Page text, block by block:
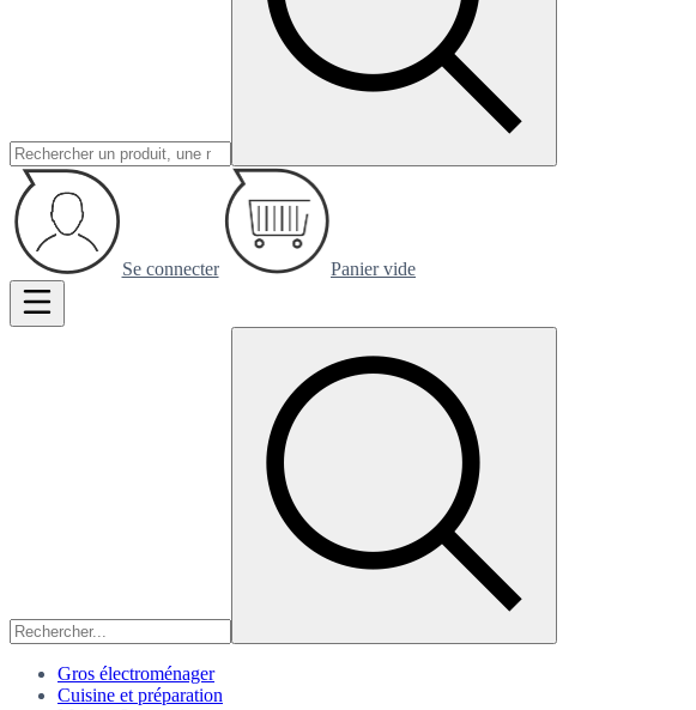
Se connecter Panier vide
Gros électroménager
Cuisine et préparation